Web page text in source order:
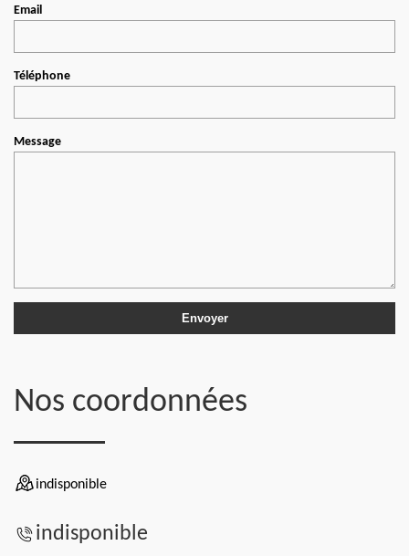
Email
Téléphone
Message
Nos coordonnées
indisponible
indisponible